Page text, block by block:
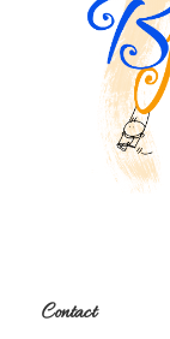
Contact